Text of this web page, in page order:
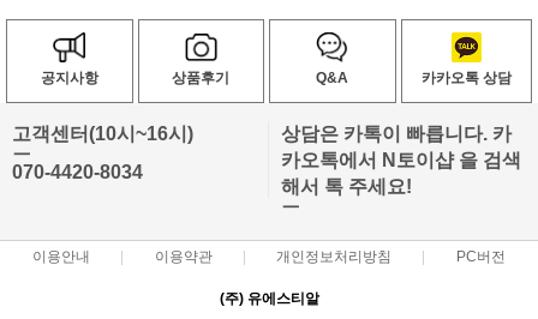
공지사항 상품후기 Q&A 카카오톡 상담
고객센터(10시~16시)
ㅡ
070-4420-8034
상담은 카톡이 빠릅니다. 카
카오톡에서 N토이샵 을 검색
해서 톡 주세요!
ㅡ
이용안내 이용약관 개인정보처리방침 PC버전
(주) 유에스티알